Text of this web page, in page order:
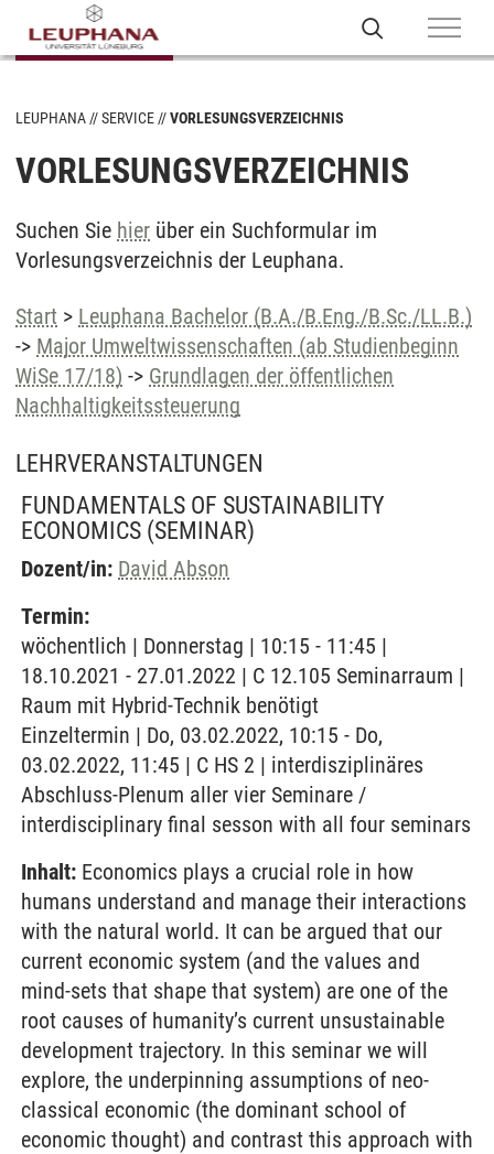
LEUPHANA SERVICE VORLESUNGSVERZEICHNIS
VORLESUNGSVERZEICHNIS
Suchen Sie hier über ein Suchformular im
Vorlesungsverzeichnis der Leuphana.
Start > Leuphana Bachelor (B.A./B.Eng./B.Sc./LL.B.)
-> Major Umweltwissenschaften (ab Studienbeginn
WiSe 17/18) -> Grundlagen der öffentlichen
Nachhaltigkeitssteuerung
LEHRVERANSTALTUNGEN
FUNDAMENTALS OF SUSTAINABILITY
ECONOMICS (SEMINAR)
Dozent/in: David Abson
Termin:
wöchentlich | Donnerstag | 10:15 - 11:45 |
18.10.2021 - 27.01.2022 | C 12.105 Seminarraum |
Raum mit Hybrid-Technik benötigt
Einzeltermin | Do, 03.02.2022, 10:15 - Do,
03.02.2022, 11:45 | C HS 2 | interdisziplinäres
Abschluss-Plenum aller vier Seminare /
interdisciplinary final sesson with all four seminars
Inhalt: Economics plays a crucial role in how
humans understand and manage their interactions
with the natural world. It can be argued that our
current economic system (and the values and
mind-sets that shape that system) are one of the
root causes of humanity’s current unsustainable
development trajectory. In this seminar we will
explore, the underpinning assumptions of neo-
classical economic (the dominant school of
economic thought) and contrast this approach with